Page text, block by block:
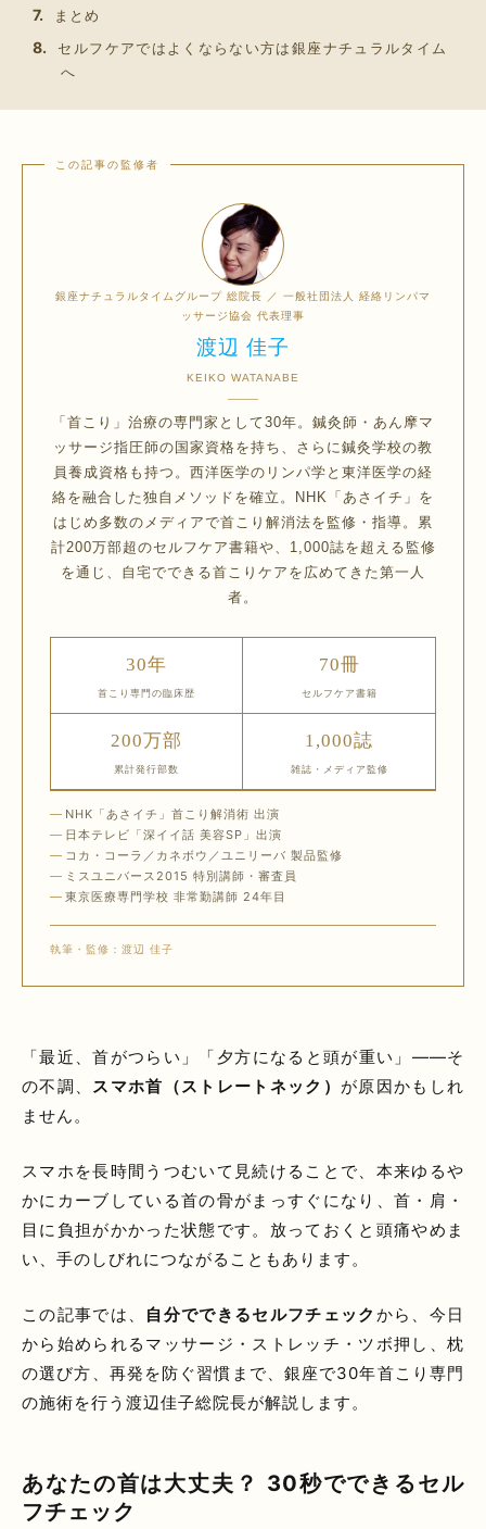
まとめ
セルフケアではよくならない方は銀座ナチュラルタイム
へ
銀座ナチュラルタイムグループ 総院長 ／ 一般社団法人 経絡リンパマ
ッサージ協会 代表理事
渡辺 佳子
KEIKO WATANABE
「首こり」治療の専門家として30年。鍼灸師・あん摩マ
ッサージ指圧師の国家資格を持ち、さらに鍼灸学校の教
員養成資格も持つ。西洋医学のリンパ学と東洋医学の経
絡を融合した独自メソッドを確立。NHK「あさイチ」を
はじめ多数のメディアで首こり解消法を監修・指導。累
計200万部超のセルフケア書籍や、1,000誌を超える監修
を通じ、自宅でできる首こりケアを広めてきた第一人
者。
30年
首こり専門の臨床歴
70冊
セルフケア書籍
200万部
累計発行部数
1,000誌
雑誌・メディア監修
NHK「あさイチ」首こり解消術 出演
日本テレビ「深イイ話 美容SP」出演
コカ・コーラ／カネボウ／ユニリーバ 製品監修
ミスユニバース2015 特別講師・審査員
東京医療専門学校 非常勤講師 24年目
執筆・監修：渡辺 佳子
「最近、首がつらい」「夕方になると頭が重い」——そ
の不調、 スマホ首（ストレートネック） が原因かもしれ
ません。
スマホを長時間うつむいて見続けることで、本来ゆるや
かにカーブしている首の骨がまっすぐになり、首・肩・
目に負担がかかった状態です。放っておくと頭痛やめま
い、手のしびれにつながることもあります。
この記事では、 自分でできるセルフチェック から、今日
から始められるマッサージ・ストレッチ・ツボ押し、枕
の選び方、再発を防ぐ習慣まで、銀座で30年首こり専門
の施術を行う渡辺佳子総院長が解説します。
あなたの首は大丈夫？ 30秒でできるセル
フチェック